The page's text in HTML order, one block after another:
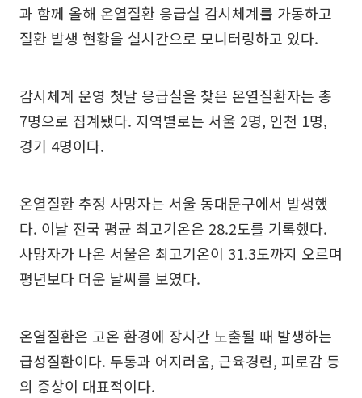
과 함께 올해 온열질환 응급실 감시체계를 가동하고
질환 발생 현황을 실시간으로 모니터링하고 있다.
감시체계 운영 첫날 응급실을 찾은 온열질환자는 총
7명으로 집계됐다. 지역별로는 서울 2명, 인천 1명,
경기 4명이다.
온열질환 추정 사망자는 서울 동대문구에서 발생했
다. 이날 전국 평균 최고기온은 28.2도를 기록했다.
사망자가 나온 서울은 최고기온이 31.3도까지 오르며
평년보다 더운 날씨를 보였다.
온열질환은 고온 환경에 장시간 노출될 때 발생하는
급성질환이다. 두통과 어지러움, 근육경련, 피로감 등
의 증상이 대표적이다.